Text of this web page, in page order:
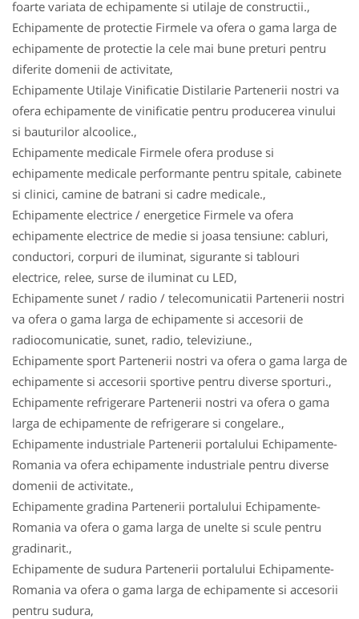
foarte variata de echipamente si utilaje de constructii.,
Echipamente de protectie Firmele va ofera o gama larga de
echipamente de protectie la cele mai bune preturi pentru
diferite domenii de activitate,
Echipamente Utilaje Vinificatie Distilarie Partenerii nostri va
ofera echipamente de vinificatie pentru producerea vinului
si bauturilor alcoolice.,
Echipamente medicale Firmele ofera produse si
echipamente medicale performante pentru spitale, cabinete
si clinici, camine de batrani si cadre medicale.,
Echipamente electrice / energetice Firmele va ofera
echipamente electrice de medie si joasa tensiune: cabluri,
conductori, corpuri de iluminat, sigurante si tablouri
electrice, relee, surse de iluminat cu LED,
Echipamente sunet / radio / telecomunicatii Partenerii nostri
va ofera o gama larga de echipamente si accesorii de
radiocomunicatie, sunet, radio, televiziune.,
Echipamente sport Partenerii nostri va ofera o gama larga de
echipamente si accesorii sportive pentru diverse sporturi.,
Echipamente refrigerare Partenerii nostri va ofera o gama
larga de echipamente de refrigerare si congelare.,
Echipamente industriale Partenerii portalului Echipamente-
Romania va ofera echipamente industriale pentru diverse
domenii de activitate.,
Echipamente gradina Partenerii portalului Echipamente-
Romania va ofera o gama larga de unelte si scule pentru
gradinarit.,
Echipamente de sudura Partenerii portalului Echipamente-
Romania va ofera o gama larga de echipamente si accesorii
pentru sudura,